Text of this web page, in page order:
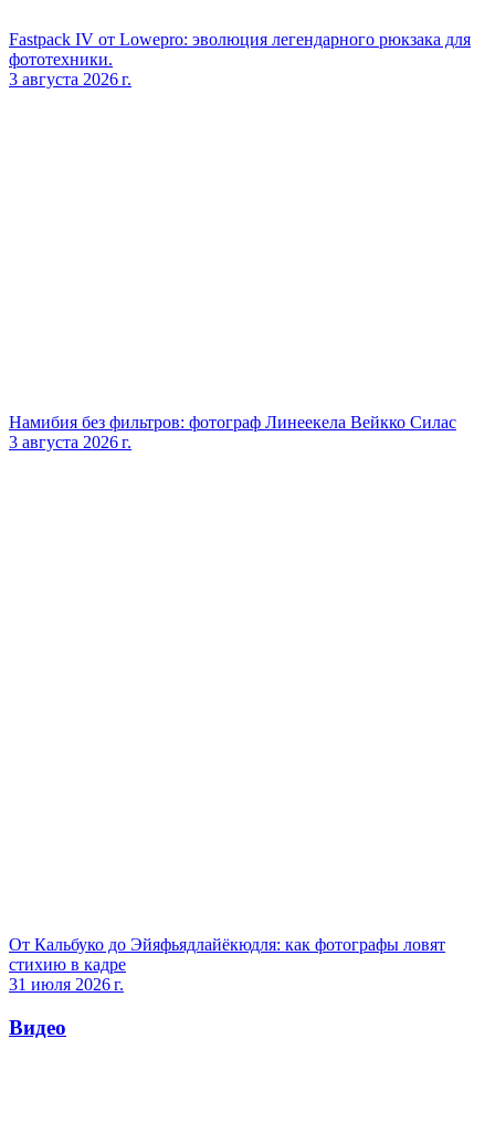
Fastpack IV от Lowepro: эволюция легендарного рюкзака для
фототехники.
3 августа 2026 г.
Намибия без фильтров: фотограф Линеекела Вейкко Силас
3 августа 2026 г.
От Кальбуко до Эйяфьядлайёкюдля: как фотографы ловят
стихию в кадре
31 июля 2026 г.
Видео